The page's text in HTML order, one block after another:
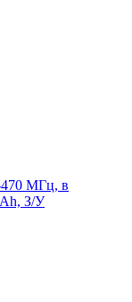
MГц, в
З/У